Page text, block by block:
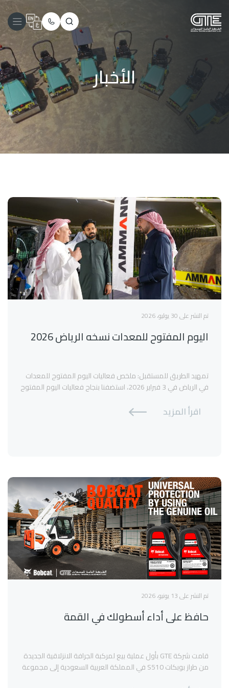
الأخبار
تم النشر على 30 يوليو، 2026
اليوم المفتوح للمعدات نسخه الرياض 2026
تمهيد الطريق للمستقبل: ملخص فعاليات اليوم المفتوح للمعدات
في الرياض في 3 فبراير 2026، استضفنا بنجاح فعاليات اليوم المفتوح
مما يعزز مكانة مؤسستنا في طليعة قطاع الإنشاءات في المنطقة
اقرأ المزيد
تم النشر على 13 يونيو، 2026
حافظ على أداء أسطولك في القمة
قامت شركة GTE بأول عملية بيع لمركبة الجرافة الانزلاقية الجديدة
من طراز بوبكات S510 في المملكة العربية السعودية إلى مجموعة